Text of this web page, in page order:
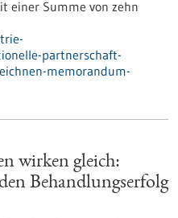
einer Summe von zehn
partnerschaft-
memorandum-
wirken gleich:
Behandlungserfolg